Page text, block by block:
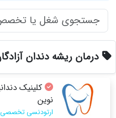
درمان ریشه دندان
کلینیک
نوین
ارتودنسی تخصصی